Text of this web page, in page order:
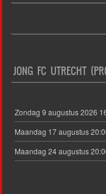
JONG FC UTRECHT
Zondag 9 augustus 2026
Maandag 17 augustus
Maandag 24 augustus